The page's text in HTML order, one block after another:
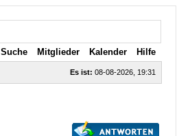
Suche Mitglieder Kalender Hilfe
Es ist: 08-08-2026, 19:31